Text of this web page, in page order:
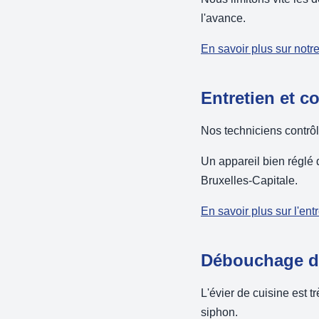
l'avance.
En savoir plus sur
Entretien et
Nos techniciens
Un appareil bien réglé
Bruxelles-Capitale.
En savoir plus sur
Débouchage
L'évier de cuisine est
siphon.